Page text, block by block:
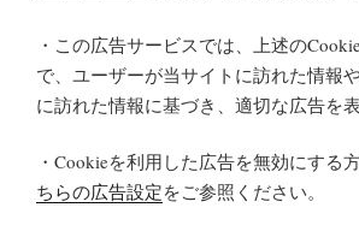
・この広告サービスでは、上述の
で、ユーザーが当サイトに訪れた情報
に訪れた情報に基づき、適切な広告を表
・Cookieを利用した広告を無効にする
ちらの広告設定をご参照ください。